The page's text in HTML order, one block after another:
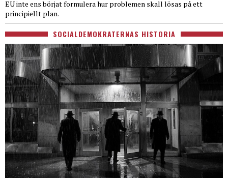
EU inte ens börjat formulera hur problemen skall lösas på ett
principiellt plan.
SOCIALDEMOKRATERNAS HISTORIA